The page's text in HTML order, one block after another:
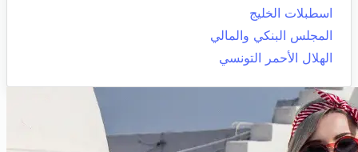
اسطبلات الخليج
المجلس البنكي والمالي
الهلال الأحمر التونسي